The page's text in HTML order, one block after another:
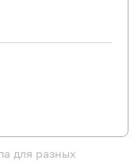
для разных